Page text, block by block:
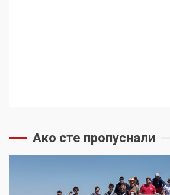
Ако сте пропуснали